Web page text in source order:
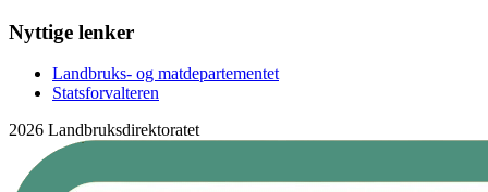
Nyttige lenker
Landbruks- og matdepartementet
Statsforvalteren
2026 Landbruksdirektoratet